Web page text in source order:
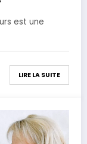
est une
LIRE LA SUITE